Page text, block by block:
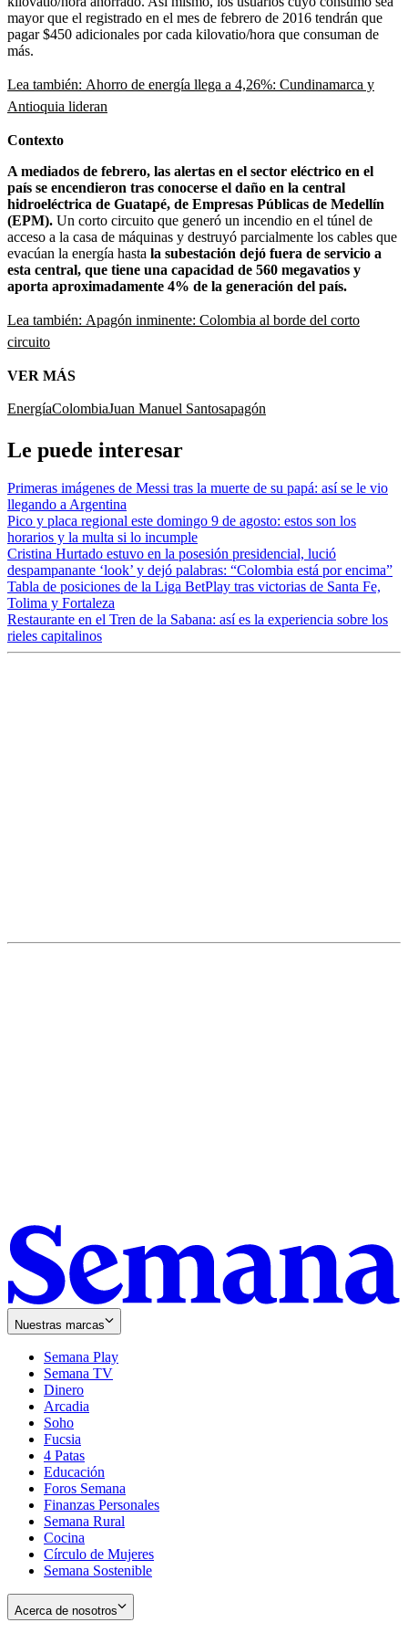
mayor que el registrado en el mes de febrero de 2016 tendrán que
pagar $450 adicionales por cada kilovatio/hora que consuman de
más.
Lea también: Ahorro de energía llega a 4,26%: Cundinamarca y
Antioquia lideran
Contexto
A mediados de febrero, las alertas en el sector eléctrico en el
país se encendieron tras conocerse el daño en la central
hidroeléctrica de Guatapé, de Empresas Públicas de Medellín
(EPM). Un corto circuito que generó un incendio en el túnel de
acceso a la casa de máquinas y destruyó parcialmente los cables que
evacúan la energía hasta la subestación dejó fuera de servicio a
esta central, que tiene una capacidad de 560 megavatios y
aporta aproximadamente 4% de la generación del país.
Lea también: Apagón inminente: Colombia al borde del corto
circuito
VER MÁS
EnergíaColombiaJuan Manuel Santosapagón
Le puede interesar
Primeras imágenes de Messi tras la muerte de su papá: así se le vio
llegando a Argentina
Pico y placa regional este domingo 9 de agosto: estos son los
horarios y la multa si lo incumple
Cristina Hurtado estuvo en la posesión presidencial, lució
despampanante ‘look’ y dejó palabras: “Colombia está por encima”
Tabla de posiciones de la Liga BetPlay tras victorias de Santa Fe,
Tolima y Fortaleza
Restaurante en el Tren de la Sabana: así es la experiencia sobre los
rieles capitalinos
Nuestras marcas
Semana Play
Semana TV
Dinero
Arcadia
Soho
in
new
window
Fucsia
in
new
window
4 Patas
Educación
Foros Semana
Finanzas Personales
Semana Rural
Cocina
Círculo de Mujeres
Semana Sostenible
Acerca de nosotros